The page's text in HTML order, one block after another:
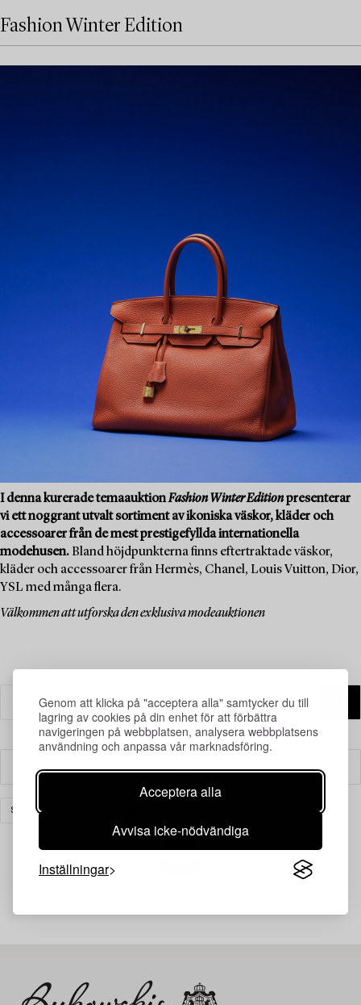
Genom att klicka på "acceptera alla" samtycker du till
lagring av cookies på din enhet för att förbättra
navigeringen på webbplatsen, analysera webbplatsens
användning och anpassa vår marknadsföring.
Acceptera alla
Avvisa icke-nödvändiga
Inställningar
Fashion Winter Edition
I denna kurerade temaauktionFashion Winter Editionpresenterar
vi ett noggrant utvalt sortiment av ikoniska väskor, kläder och
accessoarer från de mest prestigefyllda internationella
modehusen. Bland höjdpunkterna finns eftertraktade väskor,
kläder och accessoarer från Hermès, Chanel, Louis Vuitton, Dior,
YSL med många flera.
Välkommen att utforska den exklusiva modeauktionen
SMYCKEN